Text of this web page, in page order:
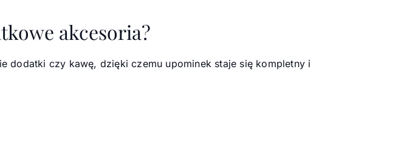
akcesoria?
dodatki czy kawę, dzięki czemu upominek staje się kompletny i